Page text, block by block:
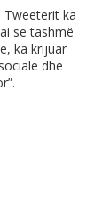
ka
se tashmë
ka krijuar
dhe